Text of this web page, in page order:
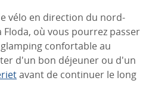
vélo en direction du nord-
Floda, où vous pourrez passer
confortable au
d'un bon déjeuner ou d'un
avant de continuer le long